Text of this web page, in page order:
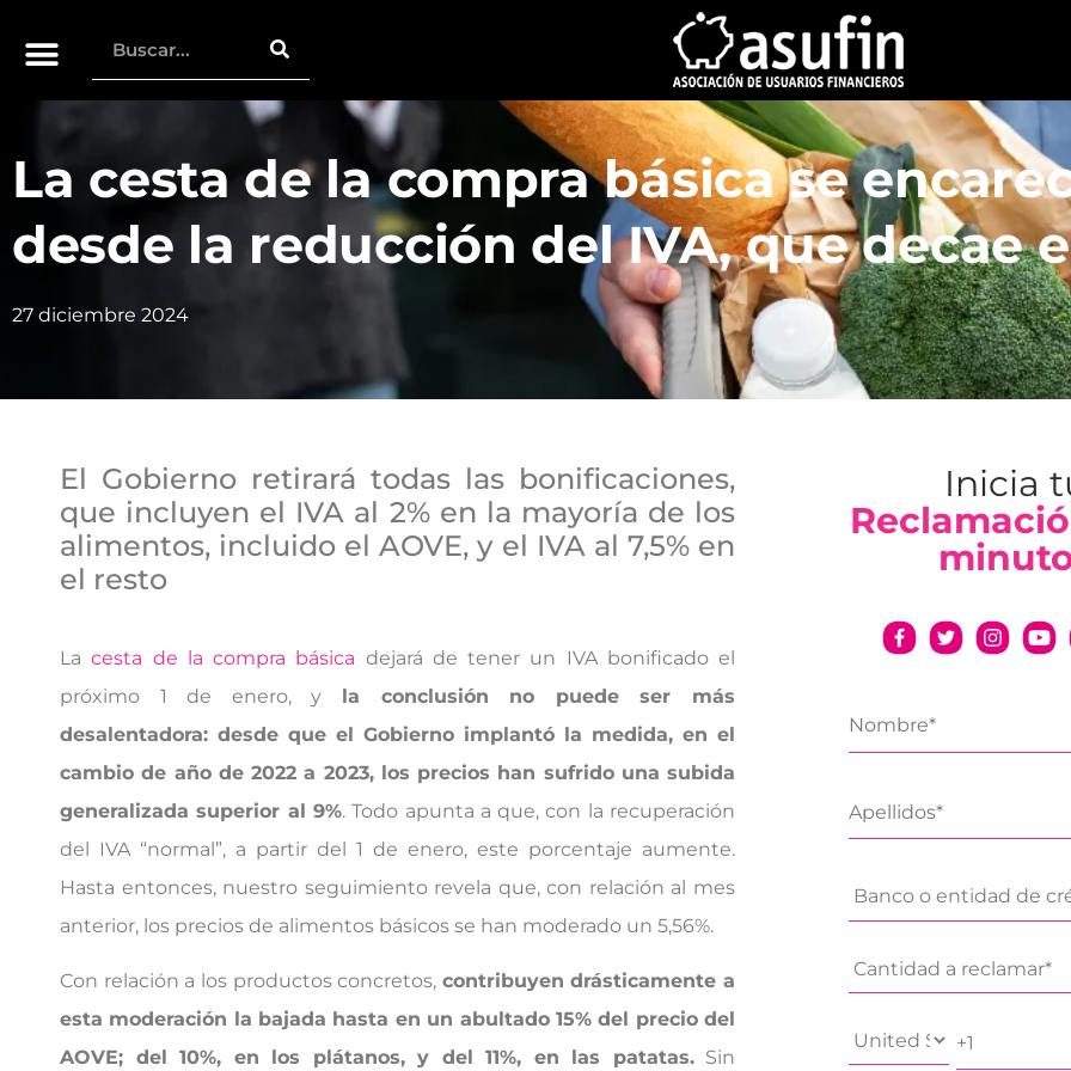
La cesta de la compra básica se
desde la reducción del IVA, que decae
27 diciembre 2024
El Gobierno retirará todas las bonificaciones,
que incluyen el IVA al 2% en la mayoría de los
alimentos, incluido el AOVE, y el IVA al 7,5% en
el resto
Lacesta de la compra básica dejará de tener un IVA bonificado el
próximo 1 de enero, y la conclusión no puede ser más
desalentadora: desde que el Gobierno implantó la medida, en el
cambio de año de 2022 a 2023, los precios han sufrido una subida
generalizada superior al 9%. Todo apunta a que, con la recuperación
del IVA “normal”, a partir del 1 de enero, este porcentaje aumente.
Hasta entonces, nuestro seguimiento revela que, con relación al mes
anterior, los precios de alimentos básicos se han moderado un 5,56%.
Con relación a los productos concretos, contribuyen drásticamente a
esta moderación la bajada hasta en un abultado 15% del precio del
AOVE; del 10%, en los plátanos, y del 11%, en las patatas.Sin
Inicia